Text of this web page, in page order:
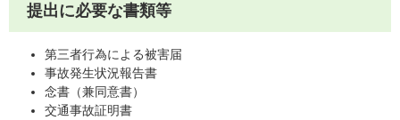
提出に必要な書類等
第三者行為による被害届
事故発生状況報告書
念書（兼同意書）
交通事故証明書